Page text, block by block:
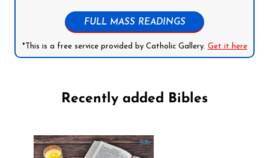
FULL MASS READINGS
*This is a free service provided by Catholic Gallery. Get it here
Recently added Bibles